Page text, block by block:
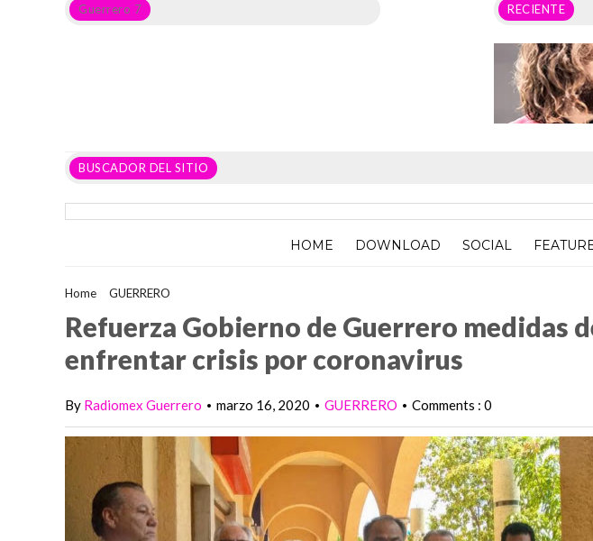
Guerrero 7 RECIENTE
BUSCADOR DEL SITIO
HOME DOWNLOAD SOCIAL
Home GUERRERO
Refuerza Gobierno de Guerrero medidas
enfrentar crisis por coronavirus
By Radiomex Guerrero • marzo 16, 2020 • GUERRERO • Comments : 0